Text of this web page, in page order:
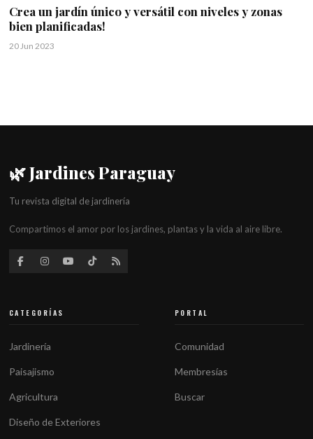
Crea un jardín único y versátil con niveles y zonas
bien planificadas!
20 Jun 2023
🌿 Jardines Paraguay
Tu revista digital de jardinería
Compartimos el amor por los jardines, plantas y la vida al aire libre.
CATEGORÍAS
Jardinería
Paisajismo
Agricultura
Diseño de Exteriores
PORTAL
Comunidad
Membresías
Buscar